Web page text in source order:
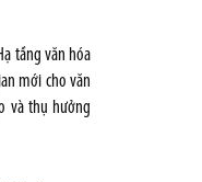
tầng văn hóa
mới cho văn
và thụ hưởng